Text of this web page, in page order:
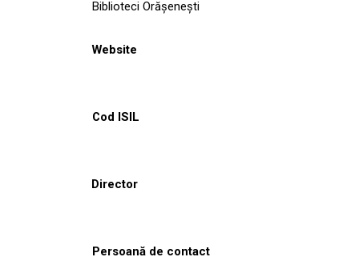
Biblioteci Orășenești
Website
Cod ISIL
Director
Persoană de contact